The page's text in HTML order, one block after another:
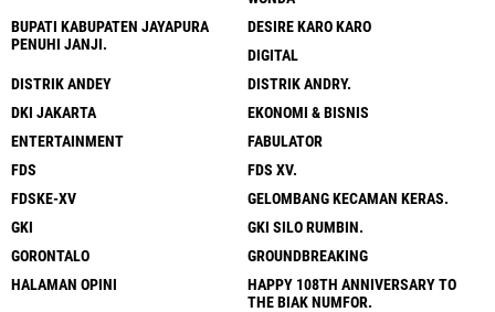
BUPATI KABUPATEN JAYAPURA
PENUHI JANJI.
DESIRE KARO KARO
DIGITAL
DISTRIK ANDEY
DISTRIK ANDRY.
DKI JAKARTA
EKONOMI & BISNIS
ENTERTAINMENT
FABULATOR
FDS
FDS XV.
FDSKE-XV
GELOMBANG KECAMAN KERAS.
GKI
GKI SILO RUMBIN.
GORONTALO
GROUNDBREAKING
HALAMAN OPINI
HAPPY 108TH ANNIVERSARY TO
THE BIAK NUMFOR.